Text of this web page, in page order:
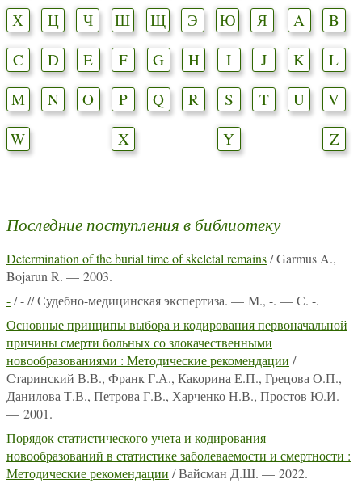
Х
Ц Ч Ш Щ Э Ю Я A
B
C
D E F G H I J K
L
M
N O P Q R S T U
V
W
X Y Z
Последние поступления в библиотеку
Determination of the burial time of skeletal remains/ Garmus A.,
Bojarun R. — 2003.
-/ - // Судебно-медицинская экспертиза. — М., -. — С. -.
Основные принципы выбора и кодирования первоначальной
причины смерти больных со злокачественными
новообразованиями : Методические рекомендации /
Старинский В.В., Франк Г.А., Какорина Е.П., Грецова О.П.,
Данилова Т.В., Петрова Г.В., Харченко Н.В., Простов Ю.И.
— 2001.
Порядок статистического учета и кодирования
новообразований в статистике заболеваемости и смертности :
Методические рекомендации / Вайсман Д.Ш. — 2022.